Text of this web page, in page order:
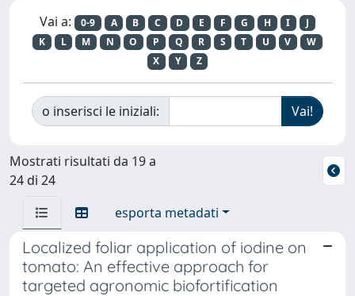
Vai a: 0-9 A B C D E F G H I
J
K
L M N O P Q R S T U V
W
X
Y Z
o inserisci le iniziali:
Mostrati risultati da 19 a
24 di 24
esporta metadati
Localized foliar application of iodine on
tomato: An effective approach for
targeted agronomic biofortification